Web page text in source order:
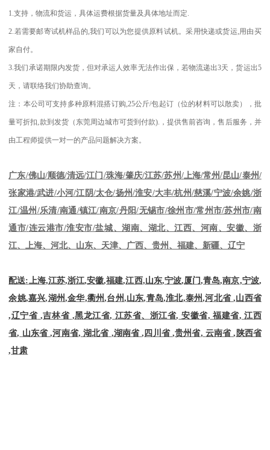
1.支持，物流和货运，具体运费根据货量及具体地址而定.
2.若需要邮寄试机样品的,我们可以为您提供原料试机。采用快递或货运,用由买
家自付。
3.我们承诺期限内发货，但对承运人效率无法作出保，若物流递出3天，货运出5
天，请联络我们协助查询。
注：本公司可支持多种原料混搭订购,25公斤/包起订（位的材料可以散卖），批
量可折扣,款到发货（东莞周边城市可货到付款). ，提供售前咨询，售后服务，并
由工程师提供一对一的产品问题解决方案。
广东/佛山/顺德/清远/江门 /珠海/肇庆/江苏/苏州/上海/常州/昆山/泰州/
张家港/武进/小河/江阴/太仓/扬州/淮安/大丰/杭州/慈溪/宁波/余姚/浙
江/温州/乐清/南通/镇江/南京/丹阳/无锡市/徐州市/常州市/苏州市/南
通市/连云港市/淮安市/盐城、湖南、湖北、江西、河南、安徽、浙
江、上海、河北、山东、天津、广西、贵州、福建、新疆、辽宁
配送: 上海,江苏,浙江,安徽,福建,江西,山东,宁波,厦门,青岛,南京,宁波,
余姚,嘉兴,湖州,金华,衢州,台州,山东,青岛,淮北,泰州,河北省 ,山西省
,辽宁省 ,吉林省 ,黑龙江省, 江苏省、浙江省, 安徽省, 福建省, 江西
省, 山东省 ,河南省, 湖北省 ,湖南省 , 四川省 ,贵州省, 云南省 , 陕西省
,甘肃